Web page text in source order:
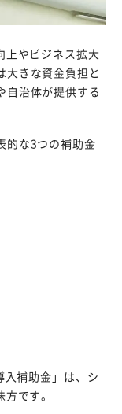
上やビジネス拡大
大きな資金負担と
自治体が提供する
的な3つの補助金
補助金」は、シ
です。